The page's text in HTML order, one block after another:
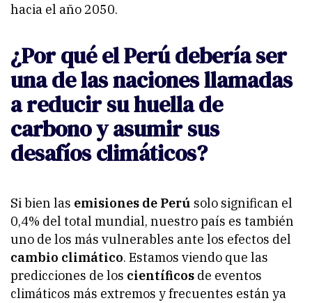
hacia el año 2050.
¿Por qué el Perú debería ser
una de las naciones llamadas
a reducir su huella de
carbono y asumir sus
desafíos climáticos?
Si bien las emisiones de Perú solo significan el
0,4% del total mundial, nuestro país es también
uno de los más vulnerables ante los efectos del
cambio climático. Estamos viendo que las
predicciones de los científicos de eventos
climáticos más extremos y frecuentes están ya